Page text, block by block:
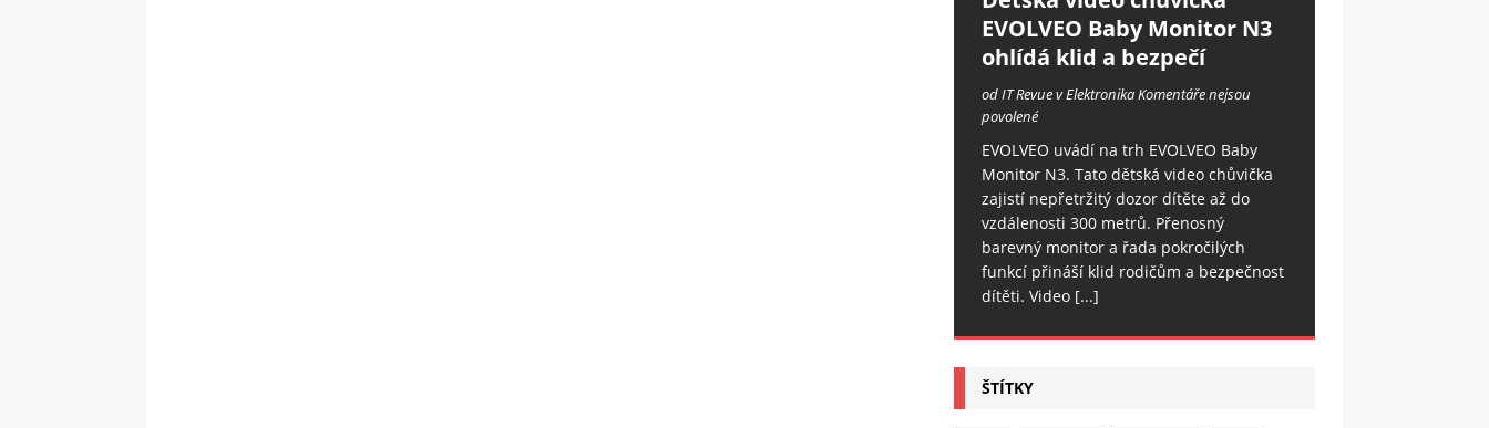
EVOLVEO Baby Monitor N3
ohlídá klid a bezpečí
od IT Revue v ElektronikaKomentáře nejsou
povolené
EVOLVEO uvádí na trh EVOLVEO Baby
Monitor N3. Tato dětská video chůvička
zajistí nepřetržitý dozor dítěte až do
vzdálenosti 300 metrů. Přenosný
barevný monitor a řada pokročilých
funkcí přináší klid rodičům a bezpečnost
dítěti. Video [...]
ŠTÍTKY